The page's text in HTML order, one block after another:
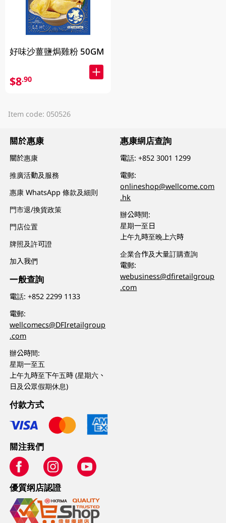
好味沙薑鹽焗雞粉 50GM
$8.90
Item code: 050526
關於惠康
關於惠康
推廣活動及服務
惠康 WhatsApp 條款及細則
門市退/換貨政策
門店位置
牌照及許可證
加入我們
一般查詢
電話:+852 2299 1133
電郵:
wellcomecs@DFIretailgroup
.com
辦公時間:
星期一至五
上午九時至下午五時 (星期六、
日及公眾假期休息)
惠康網店查詢
電話:+852 3001 1299
電郵:
onlineshop@wellcome.com
.hk
辦公時間:
星期一至日
上午九時至晚上六時
企業合作及大量訂購查詢
電郵:
webusiness@dfiretailgroup
.com
付款方式
關注我們
優質纲店認證